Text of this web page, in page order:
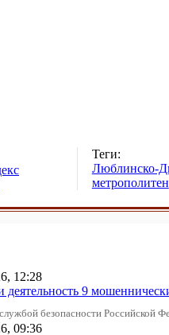
Теги:
Люблинско-
метрополитен
12:28
9
безопасности Российской
09:36